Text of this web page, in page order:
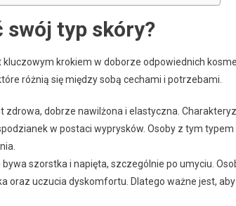
swój typ skóry?
kluczowym krokiem w doborze odpowiednich
różnią się między sobą cechami i potrzebami.
zdrowa, dobrze nawilżona i elastyczna.
w postaci wyprysków. Osoby z tym
bywa szorstka i napięta, szczególnie po umyciu.
oraz uczucia dyskomfortu. Dlatego ważne jest,